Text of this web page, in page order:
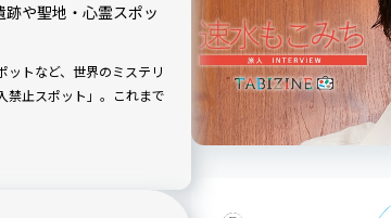
跡や聖地・心霊スポッ
トなど、世界のミステリ
禁止スポット」。これまで